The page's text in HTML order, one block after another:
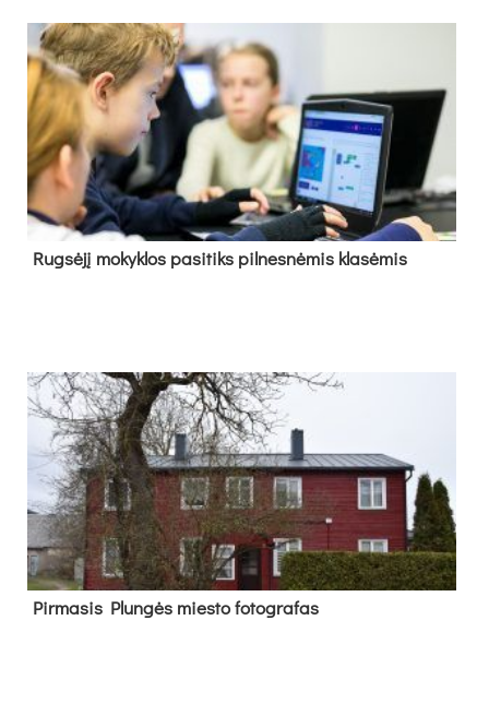
Rug­sė­jį mo­kyk­los pa­si­tiks pil­nes­nė­mis kla­sė­mis
Pir­ma­sis Plun­gės mies­to fo­tog­ra­fas